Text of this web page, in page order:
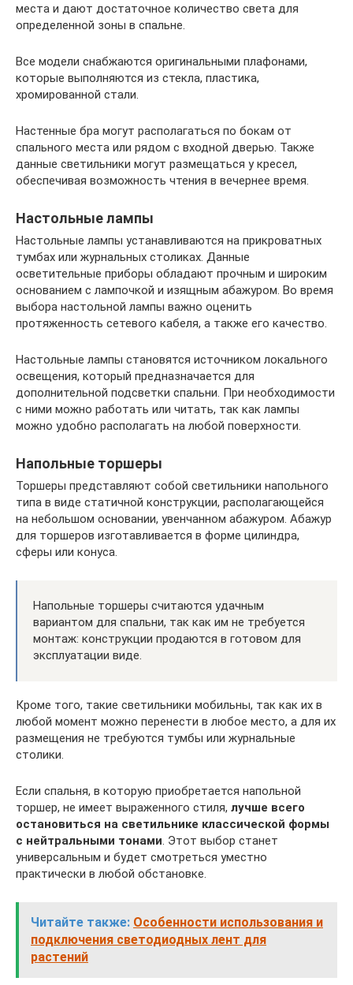
места и дают достаточное количество света для
определенной зоны в спальне.
Все модели снабжаются оригинальными плафонами,
которые выполняются из стекла, пластика,
хромированной стали.
Настенные бра могут располагаться по бокам от
спального места или рядом с входной дверью. Также
данные светильники могут размещаться у кресел,
обеспечивая возможность чтения в вечернее время.
Настольные лампы
Настольные лампы устанавливаются на прикроватных
тумбах или журнальных столиках. Данные
осветительные приборы обладают прочным и широким
основанием с лампочкой и изящным абажуром. Во время
выбора настольной лампы важно оценить
протяженность сетевого кабеля, а также его качество.
Настольные лампы становятся источником локального
освещения, который предназначается для
дополнительной подсветки спальни. При необходимости
с ними можно работать или читать, так как лампы
можно удобно располагать на любой поверхности.
Напольные торшеры
Торшеры представляют собой светильники напольного
типа в виде статичной конструкции, располагающейся
на небольшом основании, увенчанном абажуром. Абажур
для торшеров изготавливается в форме цилиндра,
сферы или конуса.
Напольные торшеры считаются удачным
вариантом для спальни, так как им не требуется
монтаж: конструкции продаются в готовом для
эксплуатации виде.
Кроме того, такие светильники мобильны, так как их в
любой момент можно перенести в любое место, а для их
размещения не требуются тумбы или журнальные
столики.
Если спальня, в которую приобретается напольной
торшер, не имеет выраженного стиля, лучше всего
остановиться на светильнике классической формы
с нейтральными тонами. Этот выбор станет
универсальным и будет смотреться уместно
практически в любой обстановке.
Читайте также: Особенности использования и
подключения светодиодных лент для
растений